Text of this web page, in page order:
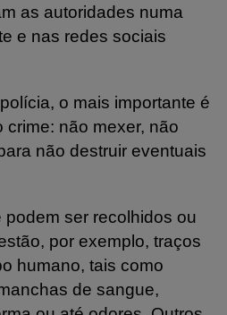
as autoridades numa
e nas redes sociais
o mais importante é
crime: não mexer, não
não destruir eventuais
ser recolhidos ou
por exemplo, traços
humano, tais como
de sangue,